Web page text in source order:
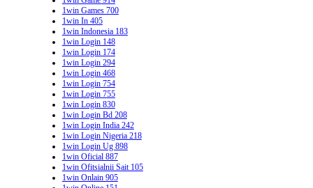
1win Games 700
1win In 405
1win Indonesia 183
1win Login 148
1win Login 174
1win Login 294
1win Login 468
1win Login 754
1win Login 755
1win Login 830
1win Login Bd 208
1win Login India 242
1win Login Nigeria 218
1win Login Ug 898
1win Oficial 887
1win Ofitsialnii Sait 105
1win Onlain 905